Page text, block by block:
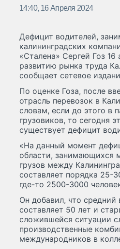
14:40, 16 Апреля 2024
Дефицит водителей,
калининградских
«Сталена» Сергей Гоз
развитию рынка труда
сообщает сетевое
По оценке Гоза, после
отрасль перевозок в
словам, если до этого в
грузовиков, то сегодня
существует дефицит
«На данный момент
области, занимающихся
грузов между
составляет порядка 25-
где-то 2500-3000
Он добавил, что средний
составляет 50 лет и
сложившейся ситуации
производственные
международников в